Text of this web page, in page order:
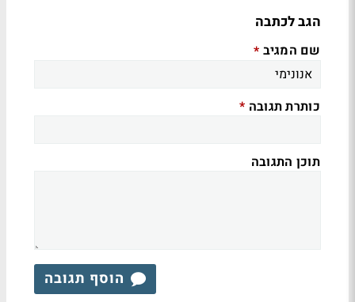
הגב לכתבה
שם המגיב *
כותרת תגובה *
תוכן התגובה
הוסף תגובה